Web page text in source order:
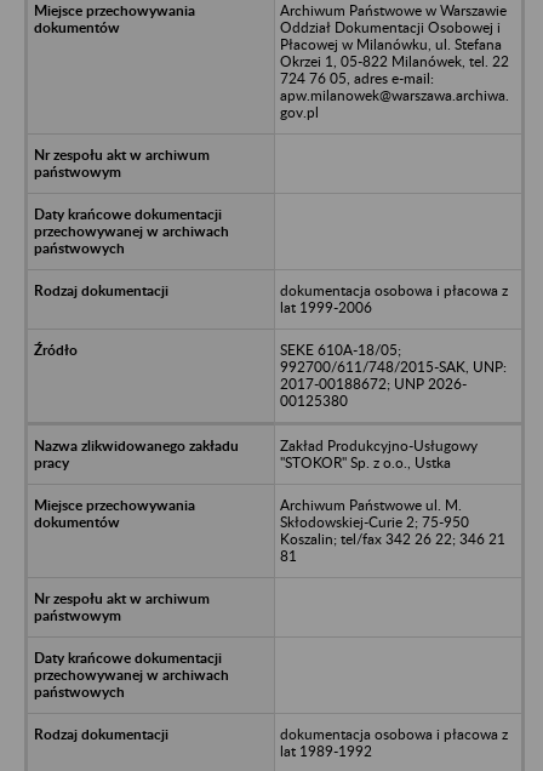
Archiwum Państwowe w Warszawie
Oddział Dokumentacji Osobowej i
Płacowej w Milanówku, ul. Stefana
Okrzei 1, 05-822 Milanówek, tel. 22
724 76 05, adres e-mail:
apw.milanowek@warszawa.archiwa.
gov.pl
dokumentacja osobowa i płacowa z
lat 1999-2006
SEKE 610A-18/05;
992700/611/748/2015-SAK, UNP:
2017-00188672; UNP 2026-
00125380
Zakład Produkcyjno-Usługowy
"STOKOR" Sp. z o.o., Ustka
Archiwum Państwowe ul. M.
Skłodowskiej-Curie 2; 75-950
Koszalin; tel/fax 342 26 22; 346 21
81
dokumentacja osobowa i płacowa z
lat 1989-1992